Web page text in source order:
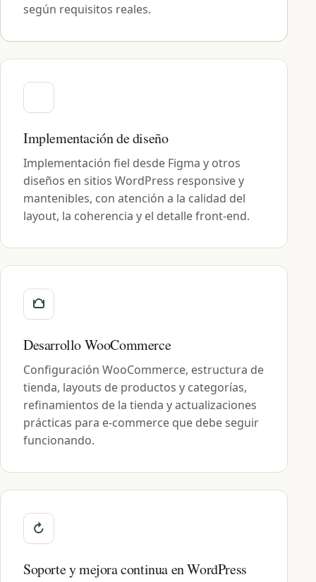
según requisitos reales.
Implementación de diseño
Implementación fiel desde Figma y otros
diseños en sitios WordPress responsive y
mantenibles, con atención a la calidad del
layout, la coherencia y el detalle front-end.
Desarrollo WooCommerce
Configuración WooCommerce, estructura de
tienda, layouts de productos y categorías,
refinamientos de la tienda y actualizaciones
prácticas para e-commerce que debe seguir
funcionando.
Soporte y mejora continua en WordPress